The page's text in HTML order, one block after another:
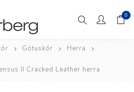
0
Götuskór Herra
II Cracked Leather herra